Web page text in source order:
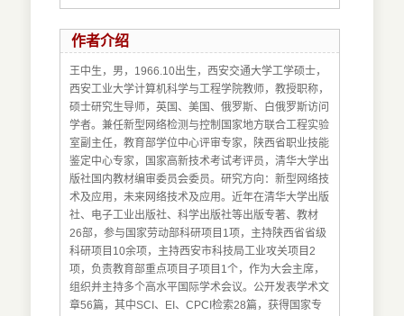
作者介绍
王中生，男，1966.10出生，西安交通大学工学硕士，
西安工业大学计算机科学与工程学院教师，教授职称，
硕士研究生导师，英国、美国、俄罗斯、白俄罗斯访问
学者。兼任新型网络检测与控制国家地方联合工程实验
室副主任，教育部学位中心评审专家，陕西省职业技能
鉴定中心专家，国家高新技术考试考评员，清华大学出
版社国内教材编审委员会委员。研究方向：新型网络技
术及应用，未来网络技术及应用。近年在清华大学出版
社、电子工业出版社、科学出版社等出版专著、教材
26部，参与国家劳动部科研项目1项，主持陕西省省级
科研项目10余项，主持西安市科技局工业攻关项目2
项，负责教育部重点项目子项目1个，作为大会主席，
组织并主持多个高水平国际学术会议。公开发表学术文
章56篇，其中SCI、EI、CPCI检索28篇，获得国家专